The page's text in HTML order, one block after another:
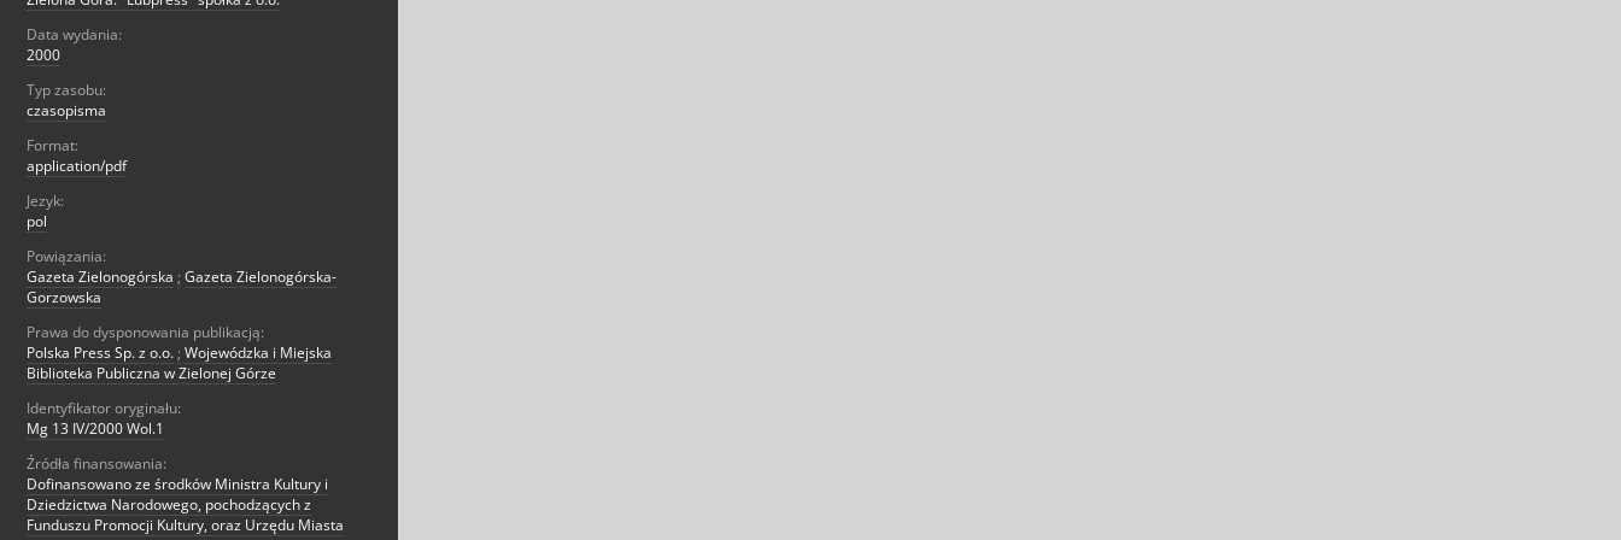
Data wydania:
2000
Typ zasobu:
czasopisma
Format:
application/pdf
Jezyk:
pol
Powiązania:
Gazeta Zielonogórska ; Gazeta Zielonogórska-
Gorzowska
Prawa do dysponowania publikacją:
Polska Press Sp. z o.o. ; Wojewódzka i Miejska
Biblioteka Publiczna w Zielonej Górze
Identyfikator oryginału:
Mg 13 IV/2000 Wol.1
Źródła finansowania:
Dofinansowano ze środków Ministra Kultury i
Dziedzictwa Narodowego, pochodzących z
Funduszu Promocji Kultury, oraz Urzędu Miasta